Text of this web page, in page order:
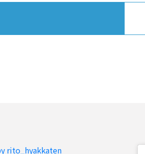
rito_hyakkaten